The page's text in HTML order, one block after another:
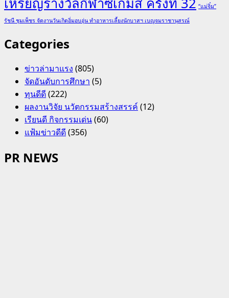
“แม่จิ๋ม”
รัชนี ชุมเพ็ชร จัดงานวันเกิดอิ่มอบอุ่น ทำอาหารเลี้ยงนักบาสฯ เบญจมราชานุสรณ์
Categories
ข่าวล่ามาแรง (805)
จัดอันดับการศึกษา (5)
ทุนดีดี(222)
ผลงานวิจัย นวัตกรรมสร้างสรรค์(12)
เรียนดี กิจกรรมเด่น(60)
แฟ้มข่าวดีดี(356)
PR NEWS